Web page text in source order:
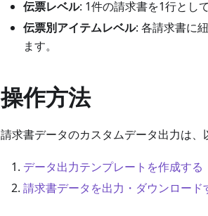
伝票レベル: 1件の請求書を1行とし
伝票別アイテムレベル: 各請求書に
ます。
操作方法
請求書データのカスタムデータ出力は、
データ出力テンプレートを作成する
請求書データを出力・ダウンロード